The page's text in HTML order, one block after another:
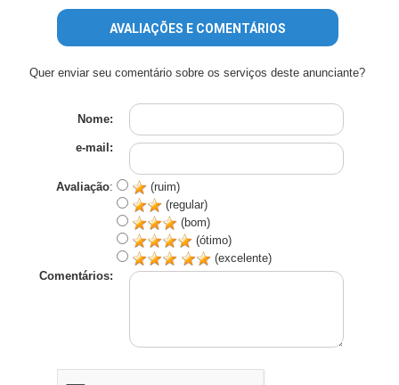
AVALIAÇÕES E COMENTÁRIOS
Quer enviar seu comentário sobre os serviços deste anunciante?
Nome:
e-mail:
Avaliação:
(ruim)
(regular)
(bom)
(ótimo)
(excelente)
Comentários: